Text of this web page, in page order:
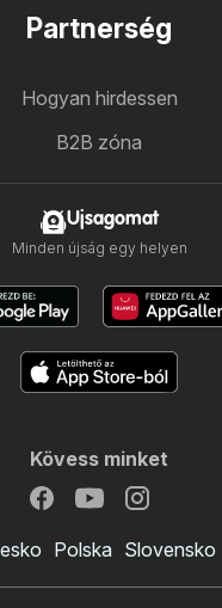
Partnerség
Hogyan hirdessen
B2B zóna
Ujsagomat
Minden újság egy helyen
Kövess minket
Polska Slovensko